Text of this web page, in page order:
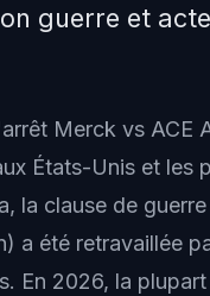
guerre et
Merck vs ACE
États-Unis et les
la clause de
a été retravaillée
En 2026, la